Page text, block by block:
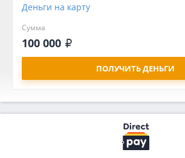
Деньги на карту
Сумма
100 000
ПОЛУЧИТЬ ДЕНЬГИ